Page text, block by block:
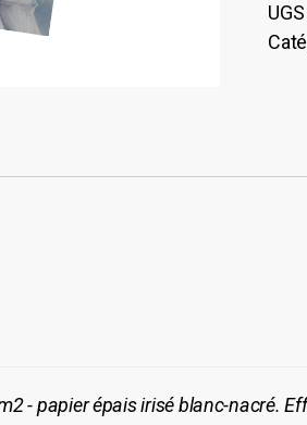
St-
UGS
- papier épais irisé blanc-nacré.